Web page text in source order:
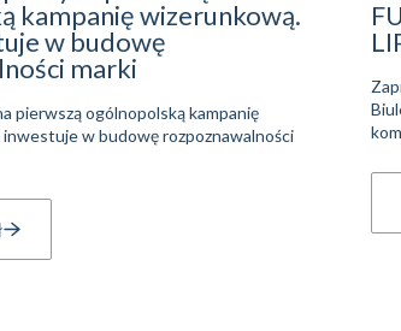
kampanię wizerunkową.
w budowę
marki
pierwszą ogólnopolską kampanię
inwestuje w budowę rozpoznawalności